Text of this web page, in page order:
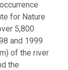
for Nature
5,800
and 1999
of the river
the